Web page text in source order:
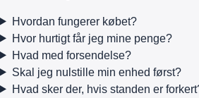
Hvordan fungerer købet?
Hvor hurtigt får jeg mine penge?
Hvad med forsendelse?
Skal jeg nulstille min enhed først?
Hvad sker der, hvis standen er